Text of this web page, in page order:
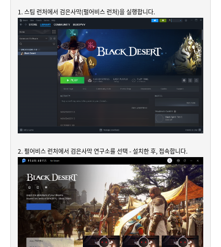
1. 스팀 런처에서 검은사막(펄어비스 런처)을 실행합니다.
2. 펄어비스 런처에서 검은사막 연구소를 선택 - 설치한 후, 접속합니다.